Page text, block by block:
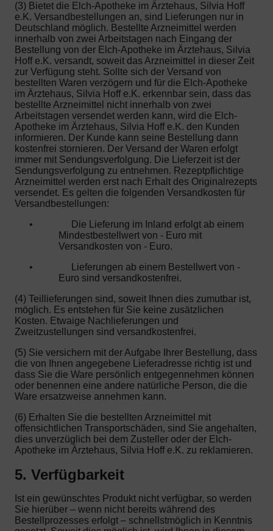
(3) Bietet die Elch-Apotheke im Ärztehaus, Silvia Hoff
e.K. Versandbestellungen an, sind Lieferungen nur in
Deutschland möglich. Bestellte Arzneimittel werden
innerhalb von zwei Arbeitstagen nach Eingang der
Bestellung von der Elch-Apotheke im Ärztehaus, Silvia
Hoff e.K. versandt, soweit das Arzneimittel in dieser Zeit
zur Verfügung steht. Sollte sich der Versand von
bestellten Waren verzögern und für die Elch-Apotheke
im Ärztehaus, Silvia Hoff e.K. erkennbar sein, dass das
bestellte Arzneimittel nicht innerhalb von zwei
Arbeitstagen versendet werden kann, wird die Elch-
Apotheke im Ärztehaus, Silvia Hoff e.K. den Kunden
informieren. Der Kunde kann seine Bestellung dann
kostenfrei stornieren. Der Versand der Waren erfolgt
immer mit Sendungsverfolgung. Die Lieferzeit ist der
Sendungsverfolgung zu entnehmen. Rezeptpflichtige
Arzneimittel werden erst nach Erhalt des Originalrezepts
versendet. Es gelten die folgenden Versandkosten für
Versandbestellungen:
•
Die Lieferung im Inland erfolgt ab einem
Mindestbestellwert von - Euro mit
Versandkosten von - Euro.
•
Lieferungen ab einem Bestellwert von -
Euro sind versandkostenfrei.
(4) Teillieferungen sind, soweit Ihnen dies zumutbar ist,
möglich. Es entstehen für Sie keine zusätzlichen
Kosten. Etwaige Nachlieferungen und
Zweitzustellungen sind versandkostenfrei.
(5) Sie versichern mit der Aufgabe Ihrer Bestellung, dass
die von Ihnen angegebene Lieferadresse richtig ist und
dass Sie die Ware persönlich entgegennehmen können
oder benennen eine andere natürliche Person, die die
Ware ersatzweise annehmen kann.
(6) Erhalten Sie die bestellten Arzneimittel mit
offensichtlichen Transportschäden, sind Sie angehalten,
dies unverzüglich bei dem Zusteller oder der Elch-
Apotheke im Ärztehaus, Silvia Hoff e.K. zu reklamieren.
5. Verfügbarkeit
Ist ein gewünschtes Produkt nicht verfügbar, so werden
Sie hierüber – wenn nicht bereits während des
Bestellprozesses erfolgt – schnellstmöglich in Kenntnis